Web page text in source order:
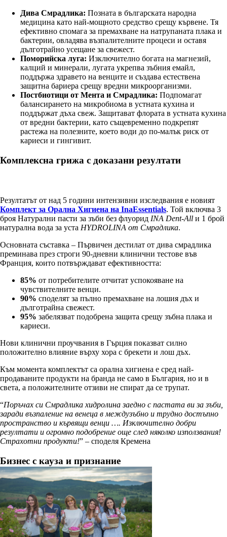
Дива Смрадлика: Позната в българската народна
медицина като най-мощното средство срещу кървене. Тя
ефективно спомага за премахване на натрупаната плака и
бактерии, овладява възпалителните процеси и оставя
дълготрайно усещане за свежест.
Поморийска луга: Изключително богата на магнезий,
калций и минерали, лугата укрепва зъбния емайл,
поддържа здравето на венците и създава естествена
защитна бариера срещу вредни микроорганизми.
Постбиотици от Мента и Смрадлика: Подпомагат
балансирането на микробиома в устната кухина и
поддържат дъха свеж. Защитават флората в устната кухина
от вредни бактерии, като същевременно подкрепят
растежа на полезните, което води до по-малък риск от
кариеси и гингивит.
Комплексна грижа с доказани резултати
Резултатът от над 5 години интензивни изследвания е новият
Комплект за Орална Хигиена на InaEssentials. Той включва 3
броя Натурални пасти за зъби без флуорид INA Dent-All и 1 брой
натурална вода за уста HYDROLINA от Смрадлика.
Основната съставка – Първичен дестилат от дива смрадлика
преминава през строги 90-дневни клинични тестове във
Франция, които потвърждават ефективността:
85% от потребителите отчитат успокояване на
чувствителните венци.
90% споделят за пълно премахване на лошия дъх и
дълготрайна свежест.
95% забелязват подобрена защита срещу зъбна плака и
кариеси.
Нови клинични проучвания в Гърция показват силно
положително влияние върху хора с брекети и лош дъх.
Към момента комплектът са орална хигиена е сред най-
продаваните продукти на бранда не само в България, но и в
света, а положителните отзиви не спират да се трупат.
“Поръчах си Смрадлика хидролина заедно с пастата ви за зъби,
заради възпаление на венеца в междузъбно и трудно достъпно
пространство и кървящи венци …. Изключително добри
резултати и огромно подобрение още след няколко използвания!
Страхотни продукти!” – споделя Кремена
Бизнес с кауза и признание